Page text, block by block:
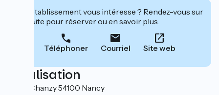
Cet établissement vous intéresse ? Rendez-vous sur
leur site pour réserver ou en savoir plus.
Téléphoner Courriel Site web
Localisation
5 Rue Chanzy 54100 Nancy